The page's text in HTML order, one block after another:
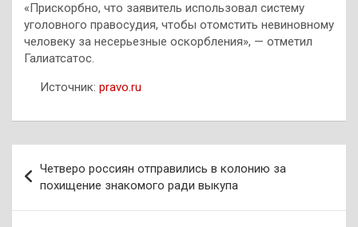
«Прискорбно, что заявитель использовал систему
уголовного правосудия, чтобы отомстить невиновному
человеку за несерьезные оскорбления», — отметил
Галиатсатос.
Источник: pravo.ru
по
записям
Четверо россиян отправились в колонию за
похищение знакомого ради выкупа